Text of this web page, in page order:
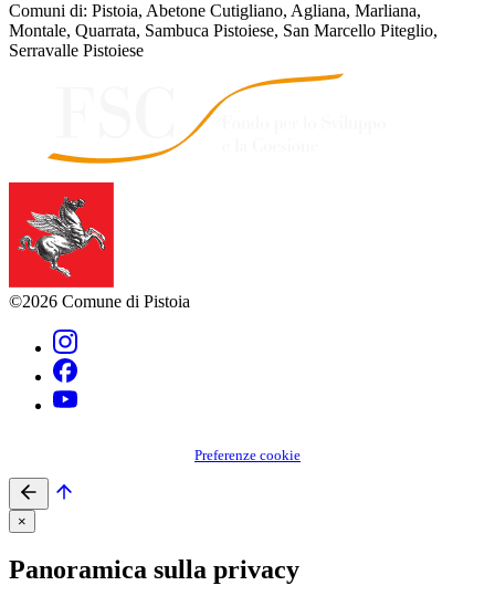
Comuni di: Pistoia, Abetone Cutigliano, Agliana, Marliana,
Montale, Quarrata, Sambuca Pistoiese, San Marcello Piteglio,
Serravalle Pistoiese
©2026 Comune di Pistoia
Preferenze cookie
×
Panoramica sulla privacy